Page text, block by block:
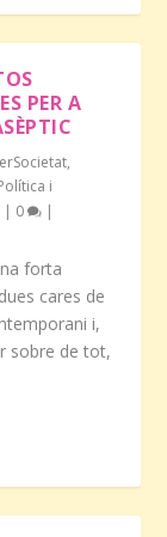
PER A
,
i
| 0 |
forta
cares de
i,
sobre de tot,